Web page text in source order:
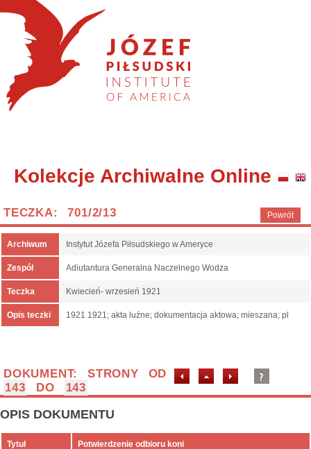
Kolekcje Archiwalne Online
Powrót
TECZKA: 701/2/13
Archiwum Instytut Józefa Piłsudskiego w Ameryce
Zespół Adiutantura Generalna Naczelnego Wodza
Teczka Kwiecień- wrzesień 1921
Opis teczki 1921 1921; akta luźne; dokumentacja aktowa; mieszana; pl
DOKUMENT: STRONY OD
143
DO 143
OPIS DOKUMENTU
Tytuł Potwierdzenie odbioru koni